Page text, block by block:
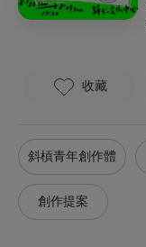
收藏
斜槓青年創作體
創作提案